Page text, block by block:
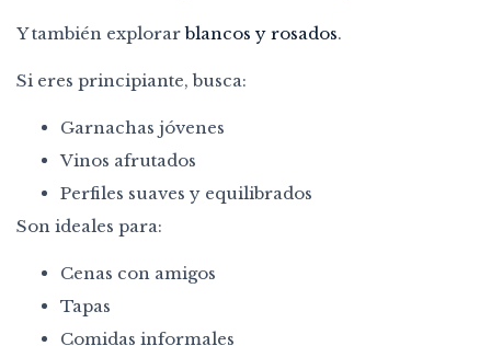
Y también explorarblancos y rosados.
Si eres principiante, busca:
Garnachas jóvenes
Vinos afrutados
Perfiles suaves y equilibrados
Son ideales para:
Cenas con amigos
Tapas
Comidas informales